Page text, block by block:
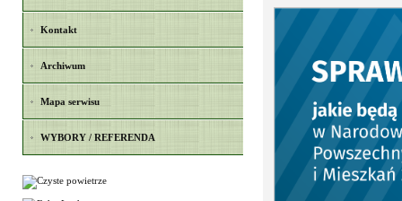
Kontakt
Archiwum
Mapa serwisu
WYBORY / REFERENDA